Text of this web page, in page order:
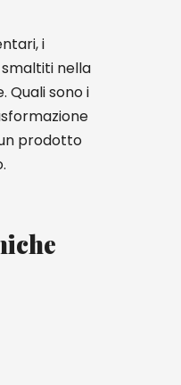
i
nella
Quali sono i
prodotto